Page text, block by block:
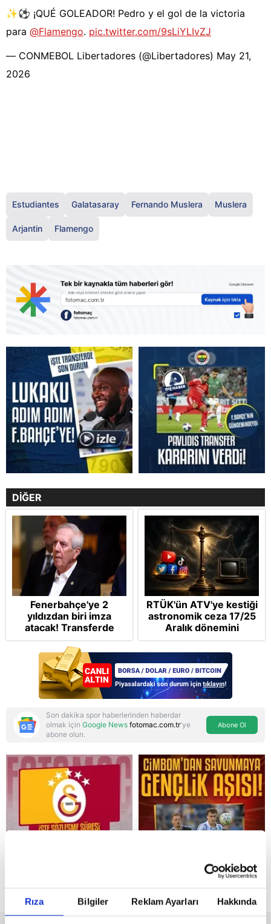
Rıza Bilgiler Reklam Ayarları Hakkında
Reddet
✨⚽️ ¡QUÉ GOLEADOR! Pedro y el gol de la victoria
para @Flamengo. pic.twitter.com/9sLiYLIvZJ
— CONMEBOL Libertadores (@Libertadores) May 21,
2026
Estudiantes Galatasaray Fernando Muslera Muslera
Arjantin Flamengo
DİĞER
Fenerbahçe'ye 2
yıldızdan biri imza
atacak! Transferde
golcü harekatı...
RTÜK'ün ATV'ye kestiği
astronomik ceza 17/25
Aralık dönemini
anımsattı! Milli yayınlara
"yaptırım" kıskacı:
Turkuvaz Medya neden
hedefte?
Son dakika spor haberlerinden haberdar
olmak için Google News fotomac.com.tr'ye
abone olun.
Abone Ol